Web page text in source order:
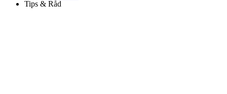
Tips & Råd